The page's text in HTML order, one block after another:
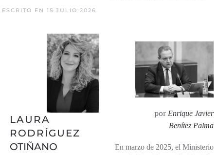
ESCRITO EN15 JULIO 2026.
LAURA
RODRÍGUEZ
OTIÑANO
por Enrique Javier
Benítez Palma
En marzo de 2025, el Ministerio